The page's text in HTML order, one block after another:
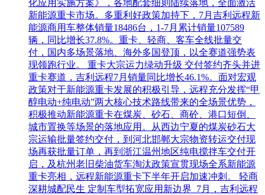
件;(4)由同一专业的单位组成的联合体，按照资质等级较低的
单位确定资质等级; (5)联合体最多只能由3家单位组成;(6)联合
体成员是境外设计单位的对该境外单位不作资质要求;(7)组成
联合体投标的单位下载招标文件的方式：“联合体单位下载招
标文件的时候，牵头人单位挑选到本标段信息后，再插上成员
单位CA锁，并选择添加成员单位，再下载招标文件，否则在
中标后续阶段(如中标通知书，合同签订等环节)将无法显示成
员单位名称(可咨询新点软件公司)”。
3.3各投标人均可就本项目上述标段中的1 (具体数量)个标段投
标，但最多允许中标1 (具体数量)个标段(适用于分标段的招标
项目)。
3.4本工程对投标人的资格审查采用资格后审方式，资格审查
标准和内容详见招标文件中的投标人资格要求，只有资格审查
合格的投标人才有可能被授予合同。
化应用实施方案》，各地配套细则陆续落地，全面激活
新能源重卡市场。多重利好政策加持下，7月吉利远程新
能源商用车整体销量18486台，1-7月累计销量107589
辆，同比增长37.8%。重卡、轻商、客车全线批量交
付，国内多场景落地、海外多国登顶，以全赛道强势表
现领跑行业。 重卡大宗运力绿动升级 交付签约齐头并进
重卡赛道，吉利远程7月销量同比增长46.1%。面对宏观
政策对于新能源重卡发展的积极引导，远程充分发挥“甲
醇电动+纯电动”两大核心技术路线带来的全场景优势，
积极推动新能源重卡在煤炭、砂石、商砼、港口短倒、
城市置换等场景的落地应用。从西边宁夏的煤炭砂石大
宗运输批量签约交付，到河北邯郸大宗物资转运交付现
场再获批量订单，再到浙江温州地区纯电搅拌车交付开
启，及杭州老旧柴油货车淘汰政策宣贯现场全系新能源
重卡亮相，远程新能源重卡下半年开启加速冲刺。 轻商
深耕城配民生 定制车型拓宽应用新边界 7月，吉利远程